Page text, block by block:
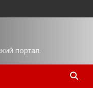
портал.